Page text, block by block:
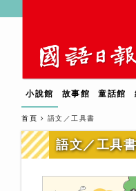
小說館 故事館 童話館
首頁 語文／工具書
語文／工具